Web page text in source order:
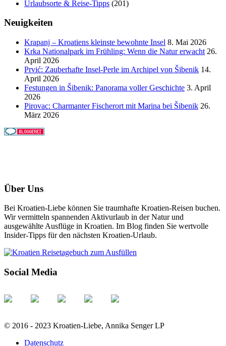
Urlaubsorte & Reise-Tipps (201)
Neuigkeiten
Krapanj – Kroatiens kleinste bewohnte Insel 8. Mai 2026
Krka Nationalpark im Frühling: Wenn die Natur erwacht 26.
April 2026
Prvić: Zauberhafte Insel-Perle im Archipel von Šibenik 14.
April 2026
Festungen in Šibenik: Panorama voller Geschichte 3. April
2026
Pirovac: Charmanter Fischerort mit Marina bei Šibenik 26.
März 2026
Über Uns
Bei Kroatien-Liebe können Sie traumhafte Kroatien-Reisen buchen.
Wir vermitteln spannenden Aktivurlaub in der Natur und
ausgewählte Ausflüge in Kroatien. Im Blog finden Sie wertvolle
Insider-Tipps für den nächsten Kroatien-Urlaub.
Social Media
© 2016 - 2023 Kroatien-Liebe, Annika Senger LP
Datenschutz